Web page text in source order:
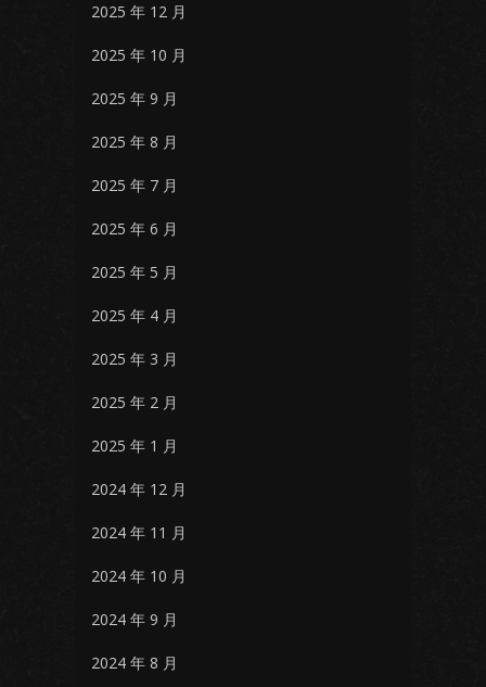
2025 年 12 月
2025 年 10 月
2025 年 9 月
2025 年 8 月
2025 年 7 月
2025 年 6 月
2025 年 5 月
2025 年 4 月
2025 年 3 月
2025 年 2 月
2025 年 1 月
2024 年 12 月
2024 年 11 月
2024 年 10 月
2024 年 9 月
2024 年 8 月